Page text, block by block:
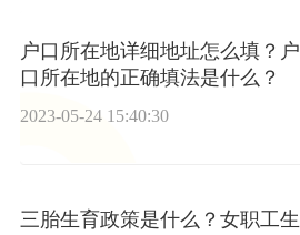
户口所在地详细地址怎么填？户
口所在地的正确填法是什么？
2023-05-24 15:40:30
三胎生育政策是什么？女职工生